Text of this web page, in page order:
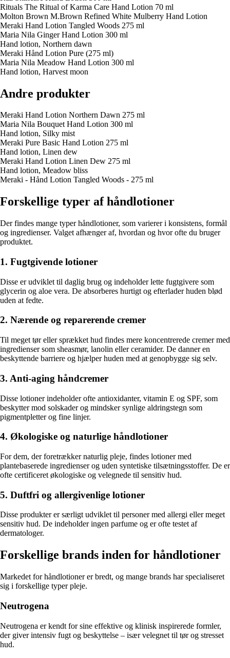
Rituals The Ritual of Karma Care Hand Lotion 70 ml
Molton Brown M.Brown Refined White Mulberry Hand Lotion
Meraki Hand Lotion Tangled Woods 275 ml
Maria Nila Ginger Hand Lotion 300 ml
Hand lotion, Northern dawn
Meraki Hånd Lotion Pure (275 ml)
Maria Nila Meadow Hand Lotion 300 ml
Hand lotion, Harvest moon
Andre produkter
Meraki Hand Lotion Northern Dawn 275 ml
Maria Nila Bouquet Hand Lotion 300 ml
Hand lotion, Silky mist
Meraki Pure Basic Hand Lotion 275 ml
Hand lotion, Linen dew
Meraki Hand Lotion Linen Dew 275 ml
Hand lotion, Meadow bliss
Meraki - Hånd Lotion Tangled Woods - 275 ml
Forskellige typer af håndlotioner
Der findes mange typer håndlotioner, som varierer i konsistens, formål
og ingredienser. Valget afhænger af, hvordan og hvor ofte du bruger
produktet.
1. Fugtgivende lotioner
Disse er udviklet til daglig brug og indeholder lette fugtgivere som
glycerin og aloe vera. De absorberes hurtigt og efterlader huden blød
uden at fedte.
2. Nærende og reparerende cremer
Til meget tør eller sprækket hud findes mere koncentrerede cremer med
ingredienser som sheasmør, lanolin eller ceramider. De danner en
beskyttende barriere og hjælper huden med at genopbygge sig selv.
3. Anti-aging håndcremer
Disse lotioner indeholder ofte antioxidanter, vitamin E og SPF, som
beskytter mod solskader og mindsker synlige aldringstegn som
pigmentpletter og fine linjer.
4. Økologiske og naturlige håndlotioner
For dem, der foretrækker naturlig pleje, findes lotioner med
plantebaserede ingredienser og uden syntetiske tilsætningsstoffer. De er
ofte certificeret økologiske og velegnede til sensitiv hud.
5. Duftfri og allergivenlige lotioner
Disse produkter er særligt udviklet til personer med allergi eller meget
sensitiv hud. De indeholder ingen parfume og er ofte testet af
dermatologer.
Forskellige brands inden for håndlotioner
Markedet for håndlotioner er bredt, og mange brands har specialiseret
sig i forskellige typer pleje.
Neutrogena
Neutrogena er kendt for sine effektive og klinisk inspirerede formler,
der giver intensiv fugt og beskyttelse – især velegnet til tør og stresset
hud.